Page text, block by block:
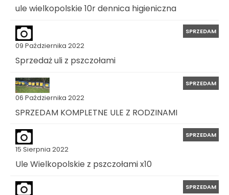
ule wielkopolskie 10r dennica higieniczna
09 Października 2022
SPRZEDAM
Sprzedaż uli z pszczołami
06 Października 2022
SPRZEDAM
SPRZEDAM KOMPLETNE ULE Z RODZINAMI
15 Sierpnia 2022
SPRZEDAM
Ule Wielkopolskie z pszczołami x10
SPRZEDAM